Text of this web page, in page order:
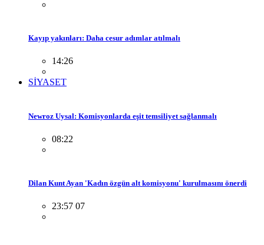
Kayıp yakınları: Daha cesur adımlar atılmalı
14:26
SİYASET
Newroz Uysal: Komisyonlarda eşit temsiliyet sağlanmalı
08:22
Dilan Kunt Ayan 'Kadın özgün alt komisyonu' kurulmasını önerdi
23:57 07